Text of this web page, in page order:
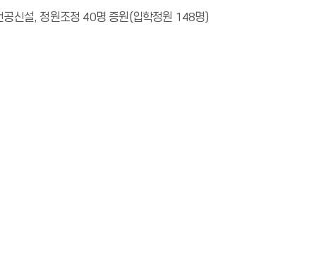
신설, 정원조정 40명 증원(입학정원 148명)